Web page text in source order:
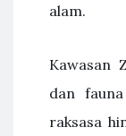
alam.
Kawasan
dan
raksasa